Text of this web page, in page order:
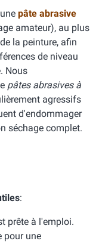
pâte abrasive
amateur), au plus
la peinture, afin
de niveau
Nous
pâtes abrasives à
agressifs
d'endommager
séchage complet.
:
prête à l'emploi.
pour une